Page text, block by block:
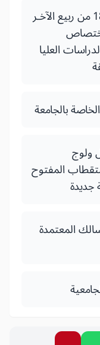
مرسوم رقم 20489 صادر في 18 من ربيع الآخـر
اختصاص
العليا
بالجامعة
ولوج
المفتوح
جديدة
المعتمدة